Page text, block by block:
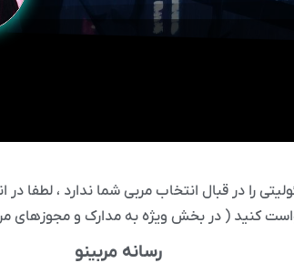
را در قبال انتخاب مربی شما ندارد ، لطفا در
کنید ( در بخش ویژه به مدارک و مجوزهای
رسانه مربینو